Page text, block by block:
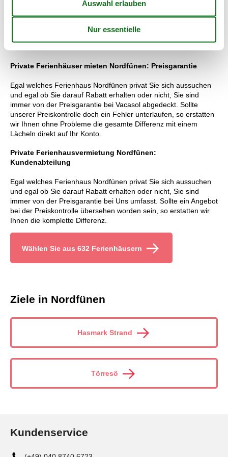
Wir bieten Ihnen immer die größte Auswahl an Ferienhäusern.
Deshalb können Sie sich schnell einen Überblick über alle
Private Ferienhäuser mieten Nordfünen: Preisgarantie
Egal welches Ferienhaus Nordfünen privat Sie sich aussuchen
und egal ob Sie darauf Rabatt erhalten oder nicht, Sie sind
immer von der Preisgarantie bei Vacasol abgedeckt. Sollte
unserer Preiskontrolle doch ein Fehler unterlaufen, so erstatten
wir Ihnen ohne Probleme die gesamte Differenz mit einem
Lächeln direkt auf Ihr Konto.
Private Ferienhausvermietung Nordfünen:
Kundenabteilung
Egal welches Ferienhaus Nordfünen privat Sie sich aussuchen
und egal ob Sie darauf Rabatt erhalten oder nicht, Sie sind
immer von der Preisgarantie bei Uns umfasst. Sollte ein Angebot
bei der Preiskontrolle übersehen worden sein, so erstatten wir
Ihnen die komplette Differenz.
Wählen Sie aus 632 Ferienhäusern
Ziele in Nordfünen
Hasmark Strand
Törresö
Kundenservice